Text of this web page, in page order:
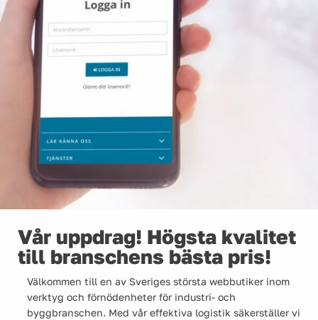
Vår uppdrag! Högsta kvalitet
till branschens bästa pris!
Välkommen till en av Sveriges största webbutiker inom
verktyg och förnödenheter för industri- och
byggbranschen. Med vår effektiva logistik säkerställer vi